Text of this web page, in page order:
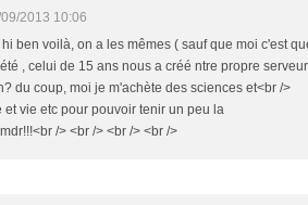
2013 10:06
ben voilà, on a les mêmes ( sauf que moi c'est
, celui de 15 ans nous a créé ntre propre serveur
du coup, moi je m'achète des sciences et<br />
et vie etc pour pouvoir tenir un peu la
/> <br /> <br /> <br />